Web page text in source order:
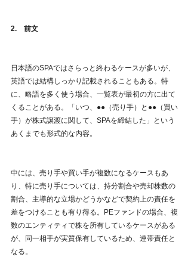
2.　前文
日本語のSPAではさらっと終わるケースが多いが、
英語では結構しっかり記載されることもある。特
に、略語を多く使う場合、一覧表が最初の方に出て
くることがある。「いつ、●●（売り手）と●●（買い
手）が株式譲渡に関して、SPAを締結した」という
あくまでも形式的な内容。
中には、売り手や買い手が複数になるケースもあ
り、特に売り手については、持分割合や売却株数の
割合、主導的な立場かどうかなどで契約上の責任を
差をつけることも有り得る。PEファンドの場合、複
数のエンティティで株を所有しているケースがある
が、同一相手が実質保有しているため、連帯責任と
なる。